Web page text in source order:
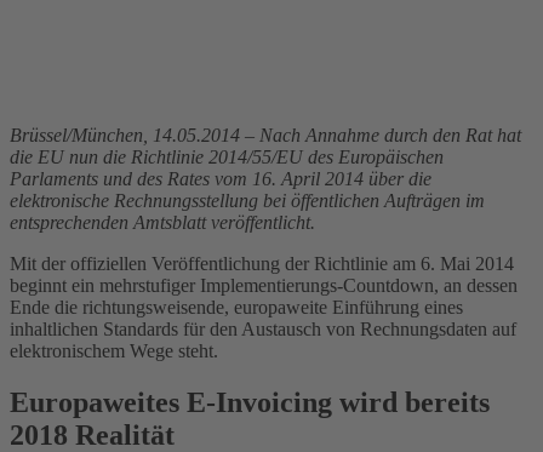
Brüssel/München, 14.05.2014 – Nach Annahme durch den Rat hat
die EU nun die Richtlinie 2014/55/EU des Europäischen
Parlaments und des Rates vom 16. April 2014 über die
elektronische Rechnungsstellung bei öffentlichen Aufträgen im
entsprechenden Amtsblatt veröffentlicht.
Mit der offiziellen Veröffentlichung der Richtlinie am 6. Mai 2014
beginnt ein mehrstufiger Implementierungs-Countdown, an dessen
Ende die richtungsweisende, europaweite Einführung eines
inhaltlichen Standards für den Austausch von Rechnungsdaten auf
elektronischem Wege steht.
Europaweites E-Invoicing wird bereits
2018 Realität